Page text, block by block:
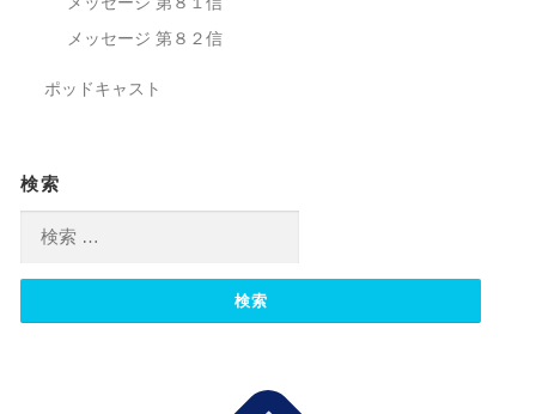
メッセージ 第８２信
ポッドキャスト
検索
検索: